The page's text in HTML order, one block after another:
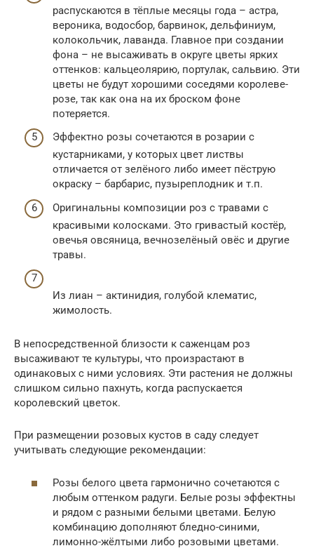
распускаются в тёплые месяцы года – астра,
вероника, водосбор, барвинок, дельфиниум,
колокольчик, лаванда. Главное при создании
фона – не высаживать в округе цветы ярких
оттенков: кальцеолярию, портулак, сальвию. Эти
цветы не будут хорошими соседями королеве-
розе, так как она на их броском фоне
потеряется.
Эффектно розы сочетаются в розарии с
кустарниками, у которых цвет листвы
отличается от зелёного либо имеет пёструю
окраску – барбарис, пузыреплодник и т.п.
Оригинальны композиции роз с травами с
красивыми колосками. Это гривастый костёр,
овечья овсяница, вечнозелёный овёс и другие
травы.
Из лиан – актинидия, голубой клематис,
жимолость.
В непосредственной близости к саженцам роз
высаживают те культуры, что произрастают в
одинаковых с ними условиях. Эти растения не должны
слишком сильно пахнуть, когда распускается
королевский цветок.
При размещении розовых кустов в саду следует
учитывать следующие рекомендации:
Розы белого цвета гармонично сочетаются с
любым оттенком радуги. Белые розы эффектны
и рядом с разными белыми цветами. Белую
комбинацию дополняют бледно-синими,
лимонно-жёлтыми либо розовыми цветами.